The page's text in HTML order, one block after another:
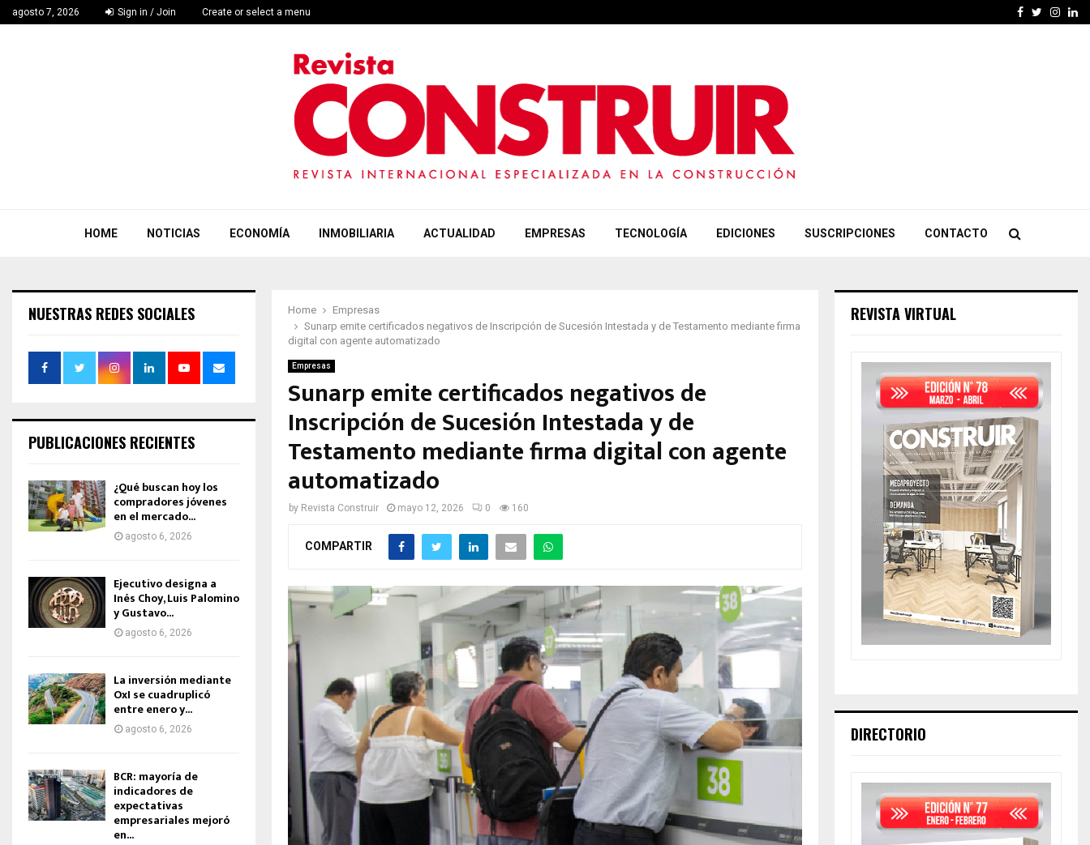
agosto 7, 2026 Sign in / Join Create or select a menu Facebook
Twitter
HOME NOTICIAS ECONOMÍA INMOBILIARIA ACTUALIDAD EMPRESAS TECNOLOGÍA EDICIONES SUSCRIPCIONES CONTACTO
Home
Empresas
Sunarp emite certificados negativos de Inscripción de Sucesión Intestada y de Testamento mediante firma
digital con agente automatizado
Empresas
Sunarp emite certificados negativos de
Inscripción de Sucesión Intestada y de
Testamento mediante firma digital con agente
automatizado
by Revista Construir mayo 12, 2026 0 160
COMPARTIR
NUESTRAS REDES SOCIALES
PUBLICACIONES RECIENTES
¿Qué buscan hoy los
compradores jóvenes
en el mercado...
agosto 6, 2026
Ejecutivo designa a
Inés Choy, Luis Palomino
y Gustavo...
agosto 6, 2026
La inversión mediante
OxI se cuadruplicó
entre enero y...
agosto 6, 2026
BCR: mayoría de
indicadores de
expectativas
empresariales mejoró
en...
REVISTA VIRTUAL
DIRECTORIO